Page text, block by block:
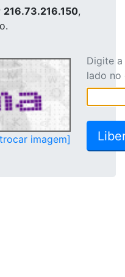
216.73.216.150,
imagem]
Digite
lado no